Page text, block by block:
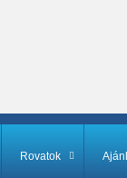
Rovatok